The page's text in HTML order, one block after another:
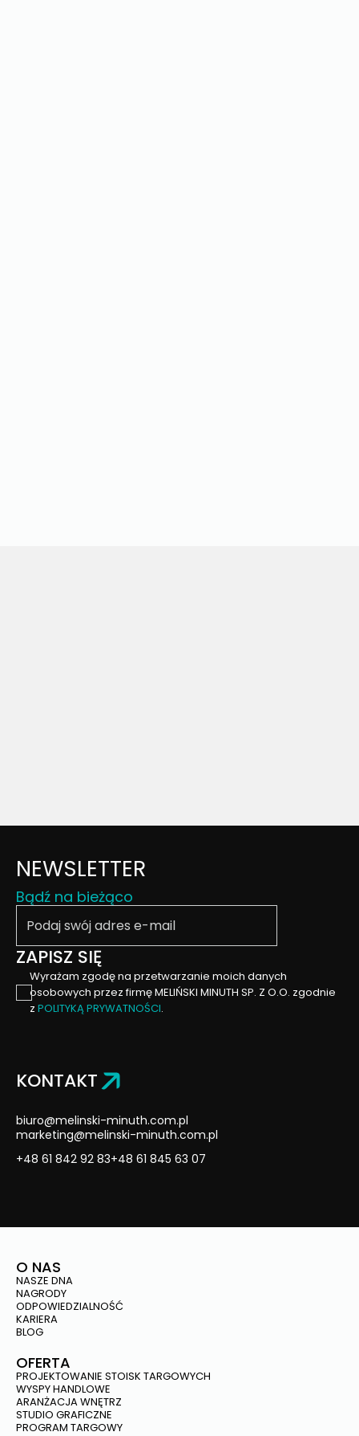
NEWSLETTER
Bądź na bieżąco
ZAPISZ SIĘ
Wyrażam zgodę na przetwarzanie moich danych
osobowych przez firmę MELIŃSKI MINUTH SP. Z O.O. zgodnie
z POLITYKĄ PRYWATNOŚCI.
KONTAKT
biuro@melinski-minuth.com.pl
marketing@melinski-minuth.com.pl
+48 61 842 92 83+48 61 845 63 07
O NAS
NASZE DNA
NAGRODY
ODPOWIEDZIALNOŚĆ
KARIERA
BLOG
OFERTA
PROJEKTOWANIE STOISK TARGOWYCH
WYSPY HANDLOWE
ARANŻACJA WNĘTRZ
STUDIO GRAFICZNE
PROGRAM TARGOWY